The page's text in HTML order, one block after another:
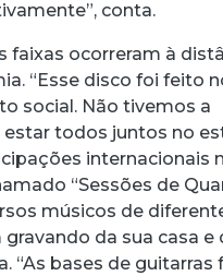
conta.
faixas ocorreram à
“Esse disco foi feito
social. Não tivemos a
todos juntos no
internacionais
“Sessões de
músicos de
gravando da sua casa e
“As bases de guitarras